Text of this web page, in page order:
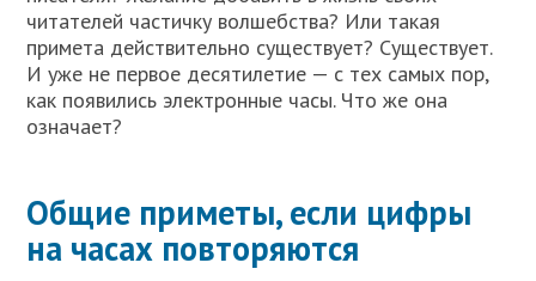
читателей частичку волшебства? Или такая
примета действительно существует? Существует.
И уже не первое десятилетие — с тех самых пор,
как появились электронные часы. Что же она
означает?
Общие приметы, если цифры
на часах повторяются